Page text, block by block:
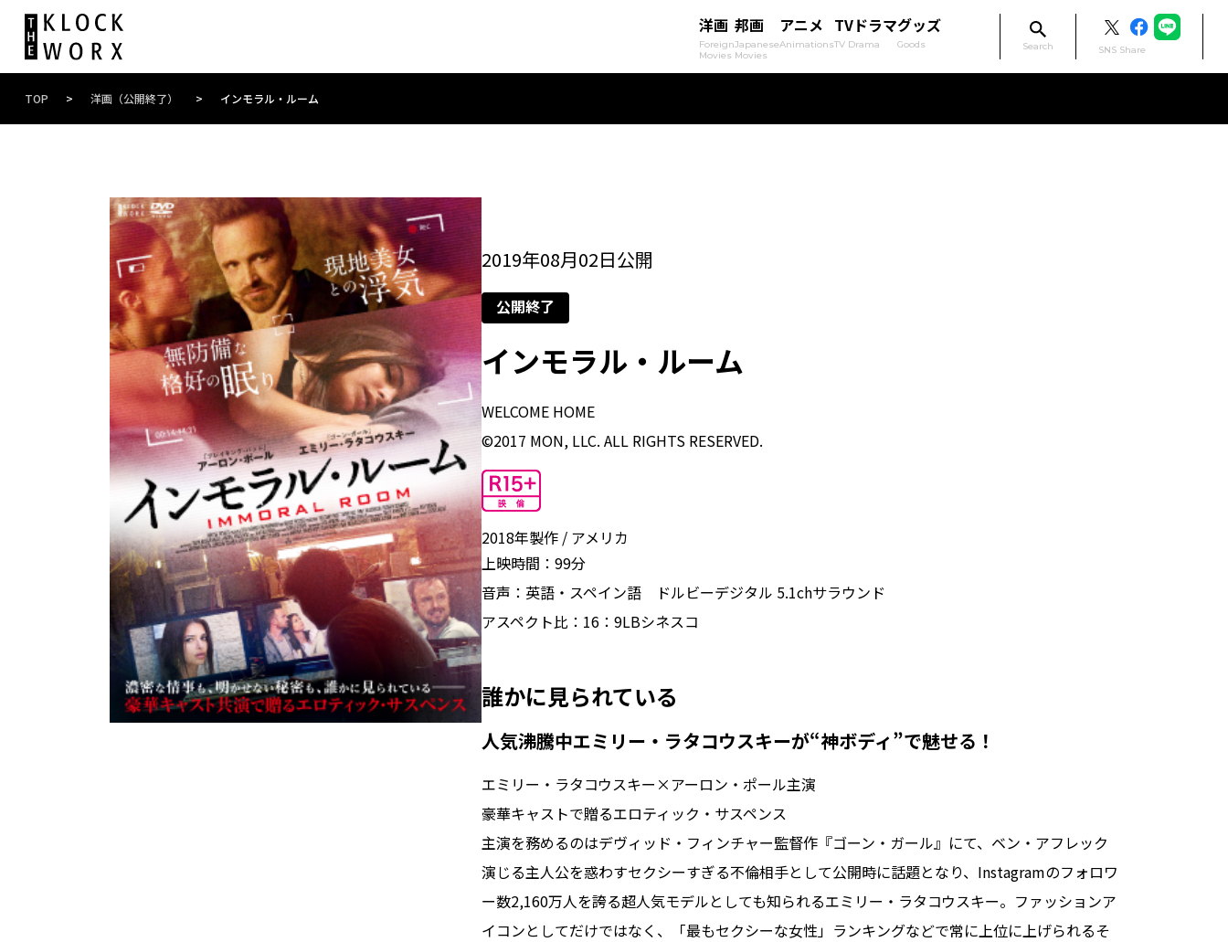
洋画
Foreign
Movies
邦画
Japanese
Movies
アニメ
Animations
TVドラマ
TV Drama
グッズ
Goods Search SNS Share
TOP > 洋画（公開終了） > インモラル・ルーム
2019年08月02日公開
公開終了
インモラル・ルーム
WELCOME HOME
©2017 MON, LLC. ALL RIGHTS RESERVED.
2018年製作
アメリカ
上映時間： 99分
音声： 英語・スペイン語 ドルビーデジタル 5.1chサラウンド
アスペクト比： 16：9LBシネスコ
誰かに見られている――
人気沸騰中エミリー・ラタコウスキーが“神ボディ”で魅せる！
エミリー・ラタコウスキー×アーロン・ポール主演
豪華キャストで贈るエロティック・サスペンス
主演を務めるのはデヴィッド・フィンチャー監督作『ゴーン・ガール』にて、ベン・アフレック
演じる主人公を惑わすセクシーすぎる不倫相手として公開時に話題となり、Instagramのフォロワ
ー数2,160万人を誇る超人気モデルとしても知られるエミリー・ラタコウスキー。ファッションア
イコンとしてだけではなく、「最もセクシーな女性」ランキングなどで常に上位に上げられるそ